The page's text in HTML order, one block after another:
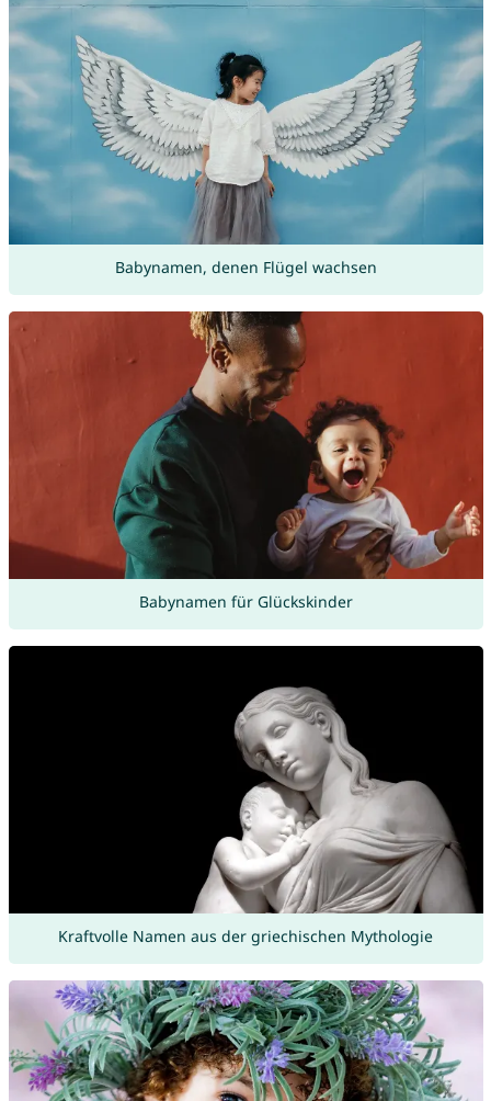
Babynamen, denen Flügel wachsen
Babynamen für Glückskinder
Kraftvolle Namen aus der griechischen Mythologie